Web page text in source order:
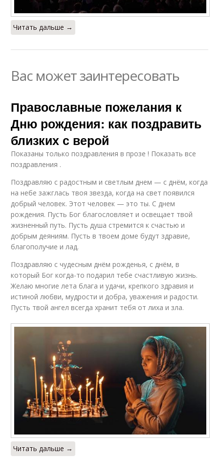
Читать дальше →
Вас может заинтересовать
Православные пожелания к
Дню рождения: как поздравить
близких с верой
Показаны только поздравления в прозе ! Показать все
поздравления .
Поздравляю с радостным и светлым днем — с днём, когда
на небе зажглась твоя звезда, когда на свет появился
добрый человек. Этот человек — это ты. С днем
рождения. Пусть Бог благословляет и освещает твой
жизненный путь. Пусть душа стремится к счастью и
добрым деяниям. Пусть в твоем доме будут здравие,
благополучие и лад.
Поздравляю с чудесным днём рожденья, с днём, в
который Бог когда-то подарил тебе счастливую жизнь.
Желаю многие лета блага и удачи, крепкого здравия и
истиной любви, мудрости и добра, уважения и радости.
Пусть твой ангел всегда хранит тебя от лиха и зла.
Читать дальше →